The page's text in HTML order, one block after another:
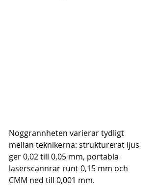
Noggrannheten varierar tydligt
mellan teknikerna: strukturerat ljus
ger 0,02 till 0,05 mm, portabla
laserscannrar runt 0,15 mm och
CMM ned till 0,001 mm.